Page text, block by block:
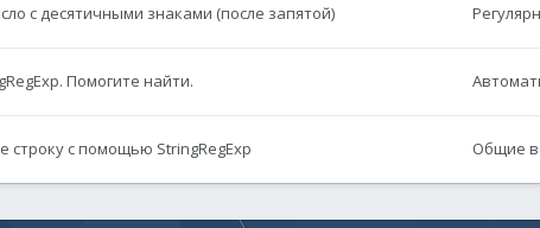
с десятичными знаками (после запятой)
Помогите найти.
строку с помощью StringRegExp Общие